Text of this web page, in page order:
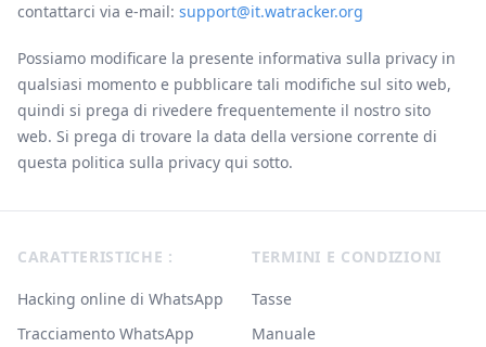
contattarci via e-mail: support@it.watracker.org
Possiamo modificare la presente informativa sulla privacy in
qualsiasi momento e pubblicare tali modifiche sul sito web,
quindi si prega di rivedere frequentemente il nostro sito
web. Si prega di trovare la data della versione corrente di
questa politica sulla privacy qui sotto.
CARATTERISTICHE :
Hacking online di WhatsApp
Tracciamento WhatsApp
TERMINI E CONDIZIONI
Tasse
Manuale